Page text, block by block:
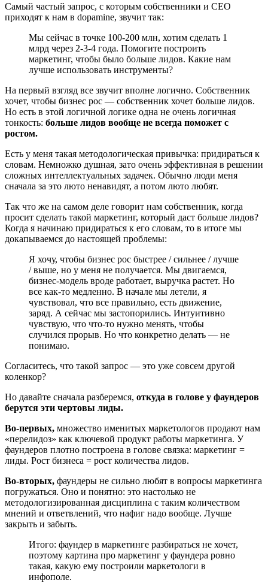
Самый частый запрос, с которым собственники и CEO
приходят к нам в dopamine, звучит так:
Мы сейчас в точке 100-200 млн, хотим сделать 1
млрд через 2-3-4 года. Помогите построить
маркетинг, чтобы было больше лидов. Какие нам
лучше использовать инструменты?
На первый взгляд все звучит вполне логично. Собственник
хочет, чтобы бизнес рос — собственник хочет больше лидов.
Но есть в этой логичной логике одна не очень логичная
тонкость: больше лидов вообще не всегда поможет с
ростом.
Есть у меня такая методологическая привычка: придираться к
словам. Немножко душная, зато очень эффективная в решении
сложных интеллектуальных задачек. Обычно люди меня
сначала за это люто ненавидят, а потом люто любят.
Так что же на самом деле говорит нам собственник, когда
просит сделать такой маркетинг, который даст больше лидов?
Когда я начинаю придираться к его словам, то в итоге мы
докапываемся до настоящей проблемы:
Я хочу, чтобы бизнес рос быстрее / сильнее / лучше
/ выше, но у меня не получается. Мы двигаемся,
бизнес-модель вроде работает, выручка растет. Но
все как-то медленно. В начале мы летели, я
чувствовал, что все правильно, есть движение,
заряд. А сейчас мы застопорились. Интуитивно
чувствую, что что-то нужно менять, чтобы
случился прорыв. Но что конкретно делать — не
понимаю.
Согласитесь, что такой запрос — это уже совсем другой
коленкор?
Но давайте сначала разберемся, откуда в голове у фаундеров
берутся эти чертовы лиды.
Во-первых, множество именитых маркетологов продают нам
«перелидоз» как ключевой продукт работы маркетинга. У
фаундеров плотно построена в голове связка: маркетинг =
лиды. Рост бизнеса = рост количества лидов.
Во-вторых, фаундеры не сильно любят в вопросы маркетинга
погружаться. Оно и понятно: это настолько не
методологизированная дисциплина с таким количеством
мнений и ответвлений, что нафиг надо вообще. Лучше
закрыть и забыть.
Итого: фаундер в маркетинге разбираться не хочет,
поэтому картина про маркетинг у фаундера ровно
такая, какую ему построили маркетологи в
инфополе.